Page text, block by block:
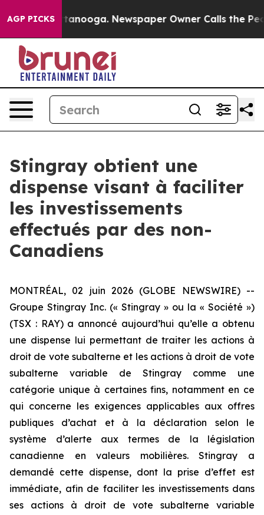
AGP PICKS
Chattanooga. Newspaper Owner Calls the People
Stingray obtient une
dispense visant à faciliter
les investissements
effectués par des non-
Canadiens
MONTRÉAL, 02 juin 2026 (GLOBE NEWSWIRE) --
Groupe Stingray Inc. (« Stingray » ou la « Société »)
(TSX : RAY) a annoncé aujourd’hui qu’elle a obtenu
une dispense lui permettant de traiter les actions à
droit de vote subalterne et les actions à droit de vote
subalterne variable de Stingray comme une
catégorie unique à certaines fins, notamment en ce
qui concerne les exigences applicables aux offres
publiques d’achat et à la déclaration selon le
système d’alerte aux termes de la législation
canadienne en valeurs mobilières. Stingray a
demandé cette dispense, dont la prise d’effet est
immédiate, afin de faciliter les investissements dans
ses actions à droit de vote subalterne variable